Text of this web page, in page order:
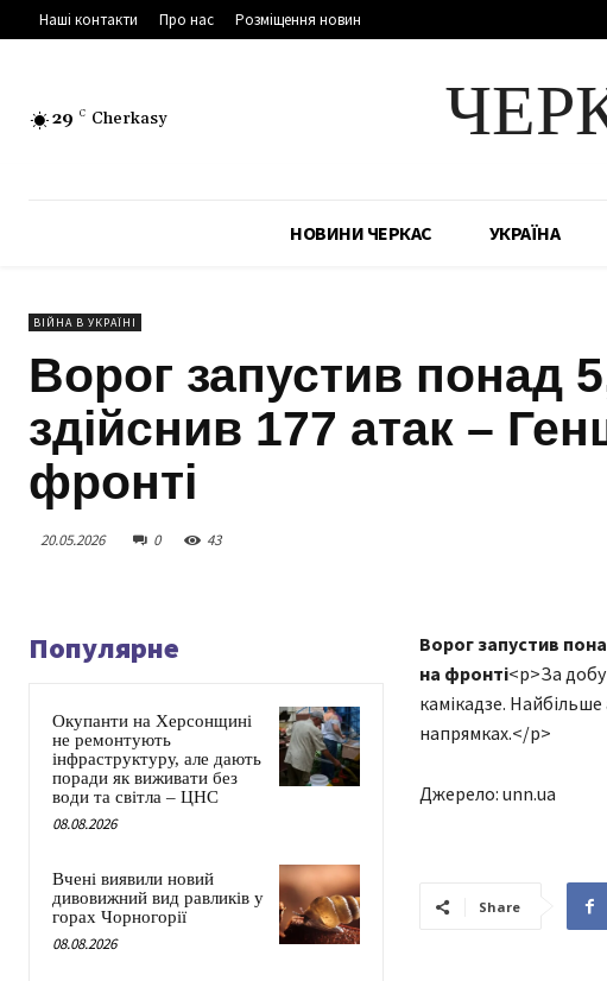
Наші контакти Про нас Розміщення новин
29 C Cherkasy
НОВИНИ ЧЕРКАС УКРАЇНА
ВІЙНА В УКРАЇНІ
Ворог запустив понад
здійснив 177 атак –
фронті
20.05.2026 0 43
Популярне
Окупанти на Херсонщині
не ремонтують
інфраструктуру, але дають
поради як виживати без
води та світла – ЦНС
08.08.2026
Вчені виявили новий
дивовижний вид равликів у
горах Чорногорії
08.08.2026
Ворог запустив
на фронті<p>За добу
камікадзе.
напрямках.</p>
Джерело: unn.ua
Share